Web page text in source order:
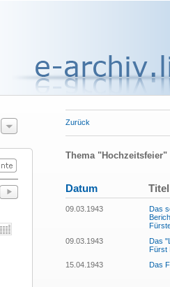
Zurück
Thema "Hochzeitsfeier"
Datum Titel
09.03.1943
Das
09.03.1943
Das
Fürst
15.04.1943
Das